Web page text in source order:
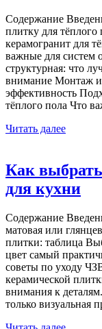
Содержание
плитку для
керамогранит для
важные для систем
структурная: что
внимание Монтаж и
эффективность
тёплого пола Что
Читать далее
Как
для кухни
Содержание
матовая или
плитки: таблица
цвет самый
советы по уходу
керамической
внимания к
только визуальная